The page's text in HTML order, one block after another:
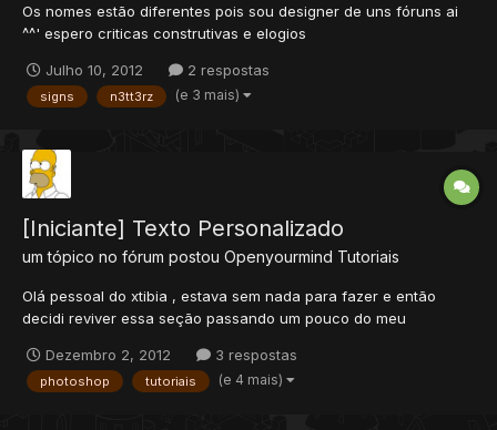
Os nomes estão diferentes pois sou designer de uns fóruns ai
^^' espero criticas construtivas e elogios
Julho 10, 2012 2 respostas
signs n3tt3rz (e 3 mais)
[Iniciante] Texto Personalizado
um tópico no fórum postou Openyourmind Tutoriais
Olá pessoal do xtibia , estava sem nada para fazer e então
decidi reviver essa seção passando um pouco do meu
Personalizado Vamos Lá : Material Necessário : Photoshop cs3
ou mais Dificuldade : Iniciante. 1°o passo Antes de tudo nós
Dezembro 2, 2012 3 respostas
photoshop tutoriais (e 4 mais)